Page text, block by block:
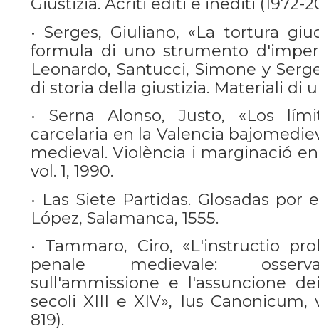
• Serges, Giuliano, «La tortura
formula di uno strumento
Leonardo, Santucci, Simone y
di storia della giustizia. Materiali di
• Serna Alonso, Justo, «Los
carcelaria en la Valencia
medieval. Violència i marginació
vol. 1, 1990.
• Las Siete Partidas. Glosadas por
López, Salamanca, 1555.
• Tammaro, Ciro, «L'instructio
penale medievale:
sull'ammissione e l'assuncione
secoli XIII e XIV», Ius Canonicum,
819).